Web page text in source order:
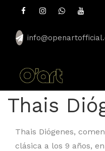
Thais
Thais Diógenes,
clásica a los 9 años,